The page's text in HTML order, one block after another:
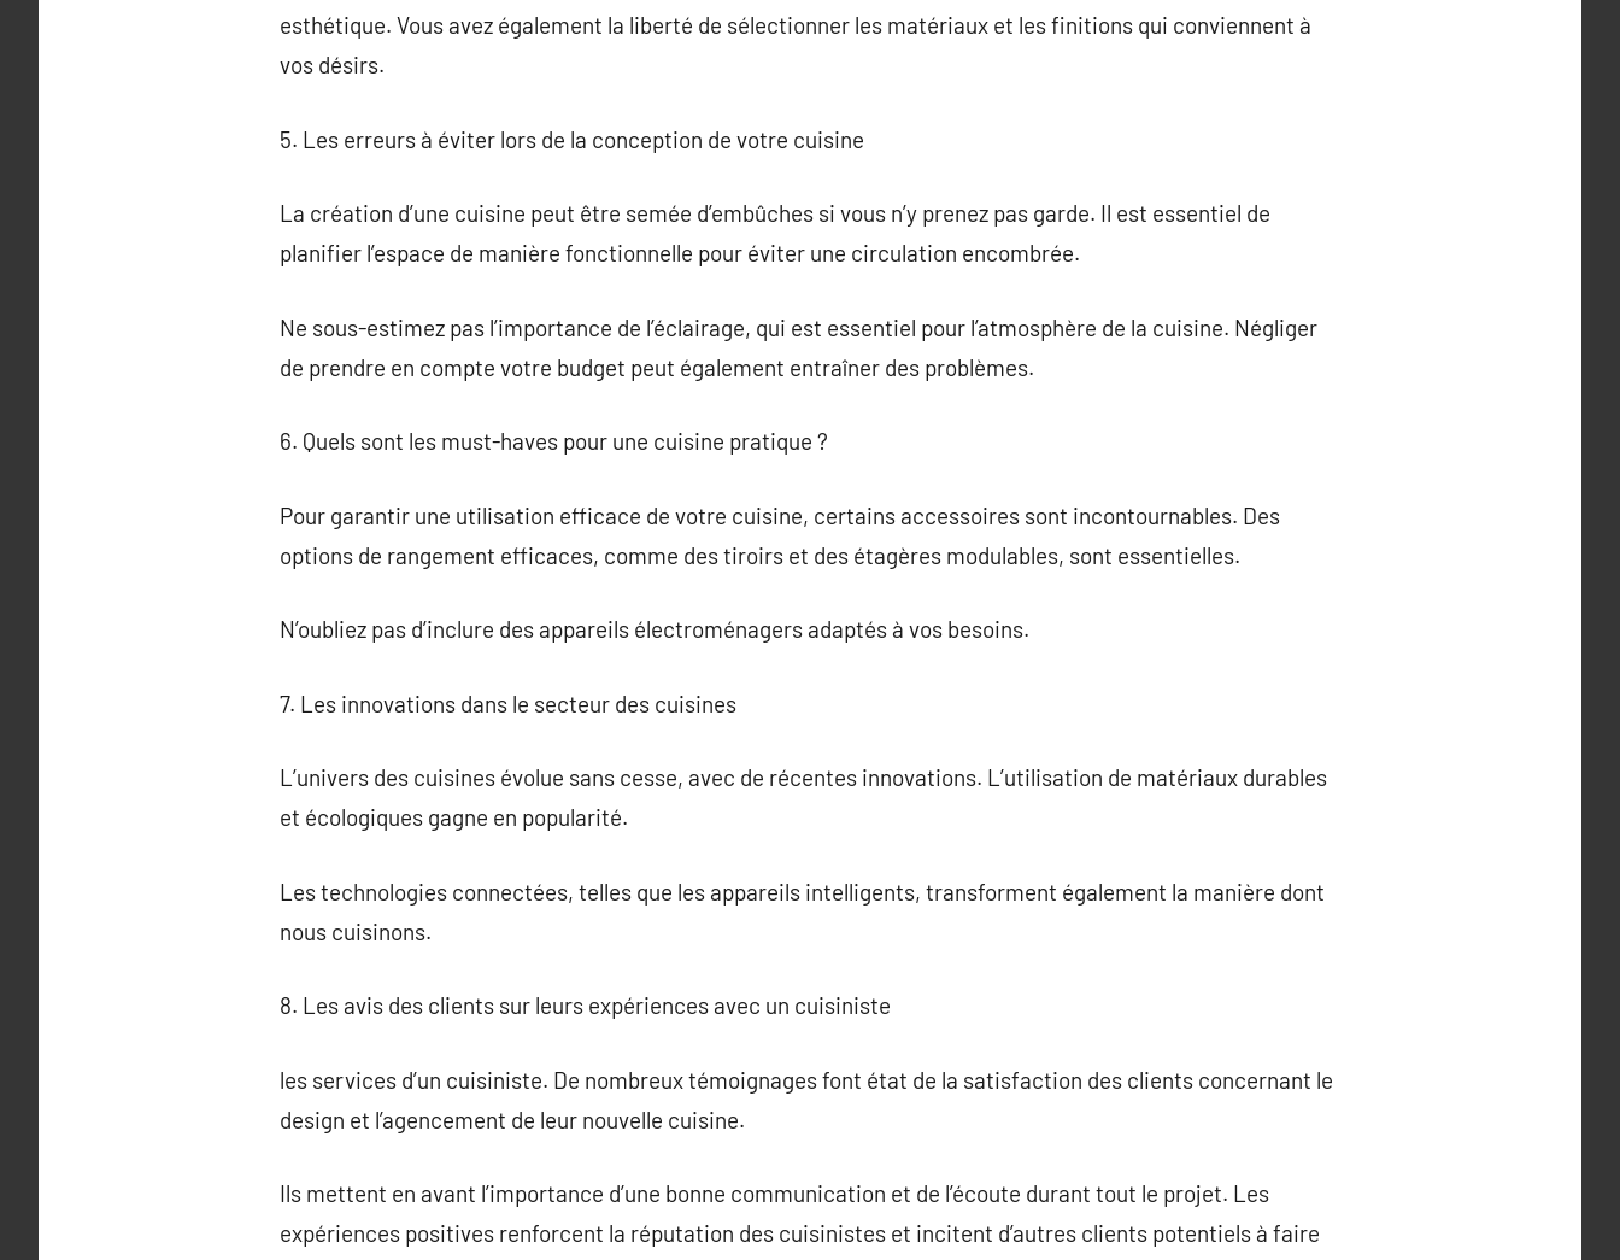
esthétique. Vous avez également la liberté de sélectionner les matériaux et les finitions qui conviennent à
vos désirs.
5. Les erreurs à éviter lors de la conception de votre cuisine
La création d’une cuisine peut être semée d’embûches si vous n’y prenez pas garde. Il est essentiel de
planifier l’espace de manière fonctionnelle pour éviter une circulation encombrée.
Ne sous-estimez pas l’importance de l’éclairage, qui est essentiel pour l’atmosphère de la cuisine. Négliger
de prendre en compte votre budget peut également entraîner des problèmes.
6. Quels sont les must-haves pour une cuisine pratique ?
Pour garantir une utilisation efficace de votre cuisine, certains accessoires sont incontournables. Des
options de rangement efficaces, comme des tiroirs et des étagères modulables, sont essentielles.
N’oubliez pas d’inclure des appareils électroménagers adaptés à vos besoins.
7. Les innovations dans le secteur des cuisines
L’univers des cuisines évolue sans cesse, avec de récentes innovations. L’utilisation de matériaux durables
et écologiques gagne en popularité.
Les technologies connectées, telles que les appareils intelligents, transforment également la manière dont
nous cuisinons.
8. Les avis des clients sur leurs expériences avec un cuisiniste
les services d’un cuisiniste. De nombreux témoignages font état de la satisfaction des clients concernant le
design et l’agencement de leur nouvelle cuisine.
Ils mettent en avant l’importance d’une bonne communication et de l’écoute durant tout le projet. Les
expériences positives renforcent la réputation des cuisinistes et incitent d’autres clients potentiels à faire